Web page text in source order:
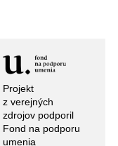
Projekt
z verejných
zdrojov podporil
Fond na podporu
umenia